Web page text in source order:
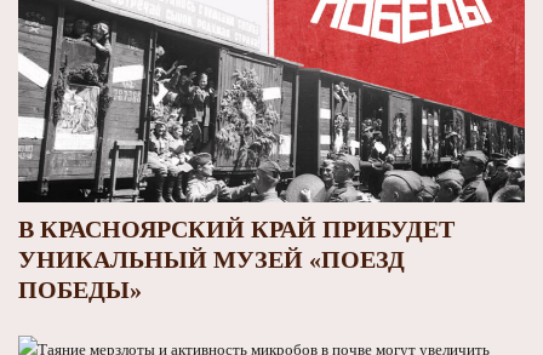
В КРАСНОЯРСКИЙ КРАЙ ПРИБУДЕТ
УНИКАЛЬНЫЙ МУЗЕЙ «ПОЕЗД
ПОБЕДЫ»